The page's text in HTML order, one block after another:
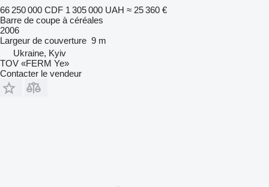
66 250 000 CDF 1 305 000 UAH ≈ 25 360 €
Barre de coupe à céréales
2006
Largeur de couverture 9 m
Ukraine, Kyiv
TOV «FERM Ye»
Contacter le vendeur